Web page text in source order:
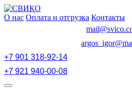
Перейти
к
О нас Оплата и отгрузка Контакты
+7 901 318-92-14
+7 921 940-00-08
Открыть